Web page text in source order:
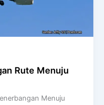
Rute Menuju
Menuju